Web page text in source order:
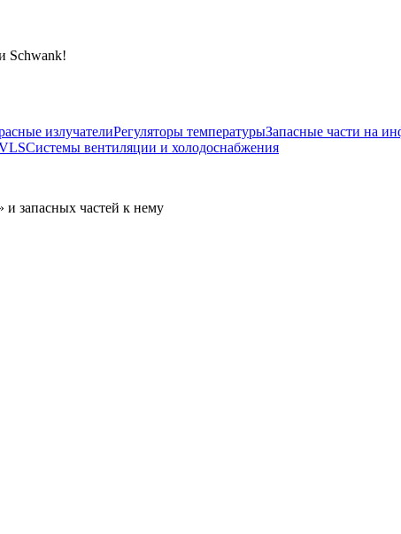
Schwank!
излучателиРегуляторы температурыЗапасные части на
Системы вентиляции и холодоснабжения
запасных частей к нему